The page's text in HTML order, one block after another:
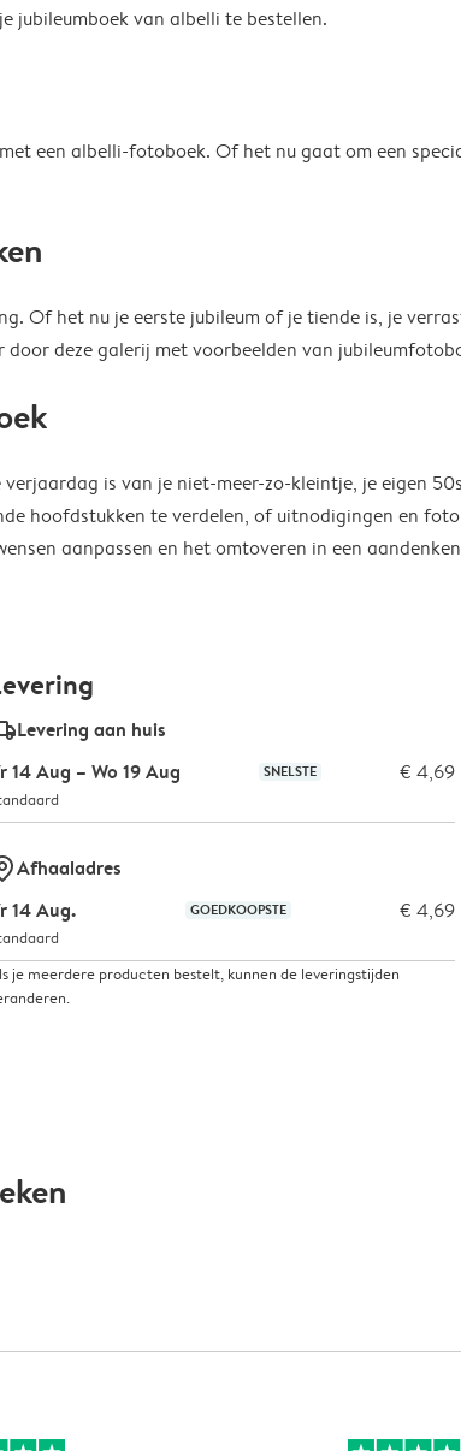
jubileumboek van albelli te bestellen.
een albelli-fotoboek. Of het nu gaat om een
Of het nu je eerste jubileum of je tiende is, je
deze galerij met voorbeelden van
is van je niet-meer-zo-kleintje, je eigen
hoofdstukken te verdelen, of uitnodigingen en
aanpassen en het omtoveren in een
Levering aan huis
14 Aug – Wo 19 Aug
SNELSTE € 4,69
pinAfhaaladres
14 Aug.
GOEDKOOPSTE € 4,69
je meerdere producten bestelt, kunnen de leveringstijden